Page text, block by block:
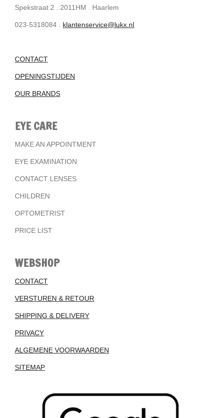
Spekstraat 2 . 2011HM . Haarlem
023-5318084 . klantenservice@lukx.nl
CONTACT
OPENINGSTIJDEN
OUR BRANDS
EYE CARE
MAKE AN APPOINTMENT
EYE EXAMINATION
CONTACT LENSES
CHILDREN
OPTOMETRIST
PRICE LIST
WEBSHOP
CONTACT
VERSTUREN & RETOUR
SHIPPING & DELIVERY
PRIVACY
ALGEMENE VOORWAARDEN
SITEMAP